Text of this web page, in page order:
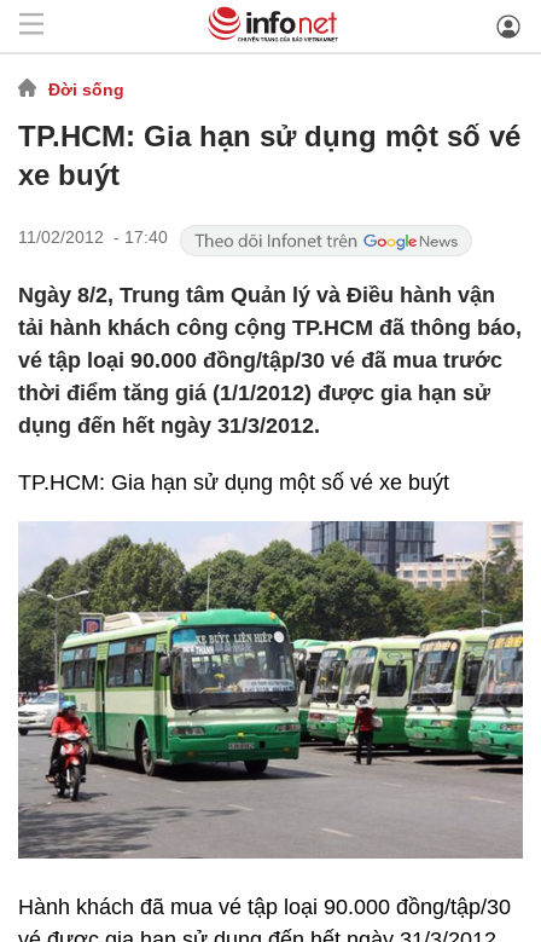
Đời sống
TP.HCM: Gia hạn sử dụng một số vé
xe buýt
11/02/2012 - 17:40
Ngày 8/2, Trung tâm Quản lý và Điều hành vận
tải hành khách công cộng TP.HCM đã thông báo,
vé tập loại 90.000 đồng/tập/30 vé đã mua trước
thời điểm tăng giá (1/1/2012) được gia hạn sử
dụng đến hết ngày 31/3/2012.
TP.HCM: Gia hạn sử dụng một số vé xe buýt
Hành khách đã mua vé tập loại 90.000 đồng/tập/30